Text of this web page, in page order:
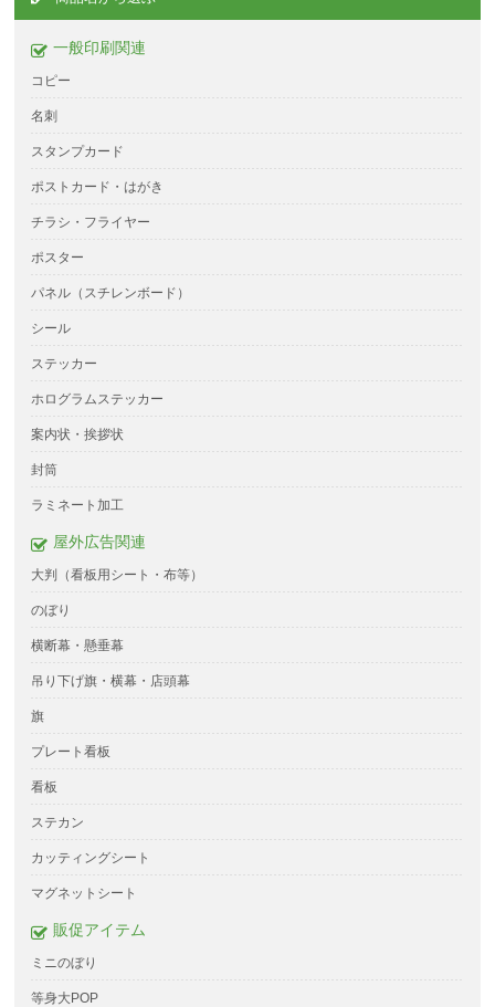
一般印刷関連
コピー
名刺
スタンプカード
ポストカード・はがき
チラシ・フライヤー
ポスター
パネル（スチレンボード）
シール
ステッカー
ホログラムステッカー
案内状・挨拶状
封筒
ラミネート加工
屋外広告関連
大判（看板用シート・布等）
のぼり
横断幕・懸垂幕
吊り下げ旗・横幕・店頭幕
旗
プレート看板
看板
ステカン
カッティングシート
マグネットシート
販促アイテム
ミニのぼり
等身大POP